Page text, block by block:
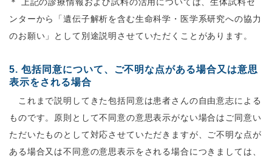
ンターから「遺伝子解析を含む生命科学・医学系研究への協力
のお願い」として別途説明させていただくことがあります。
5. 包括同意について、ご不明な点がある場合又は意思
表示をされる場合
これまで説明してきた包括同意は患者さんの自由意志による
ものです。原則として不同意の意思表示がない場合はご同意い
ただいたものとして対応させていただきますが、ご不明な点が
ある場合又は不同意の意思表示をされる場合につきましては、